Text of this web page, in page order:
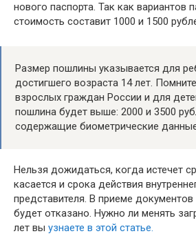
нового паспорта. Так как вариантов
стоимость составит 1000 и 1500
Размер пошлины указывается для
достигшего возраста 14 лет.
взрослых граждан России и для
пошлина будет выше: 2000 и 3500
содержащие биометрические
Нельзя дожидаться, когда истечет
касается и срока действия
представителя. В приеме
будет отказано. Нужно ли менять
лет вы узнаете в этой статье.